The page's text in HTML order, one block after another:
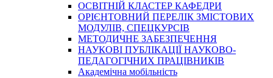
ОСВІТНІЙ КЛАСТЕР КАФЕДРИ
ОРІЄНТОВНИЙ ПЕРЕЛІК ЗМІСТОВИХ
МОДУЛІВ, СПЕЦКУРСІВ
МЕТОДИЧНЕ ЗАБЕЗПЕЧЕННЯ
НАУКОВІ ПУБЛІКАЦІЇ НАУКОВО-
ПЕДАГОГІЧНИХ ПРАЦІВНИКІВ
Академічна мобільність